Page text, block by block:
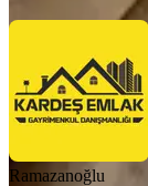
Ramazanoğlu